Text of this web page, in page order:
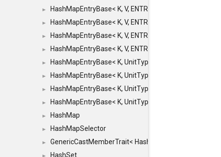
► HashMapEntryBase< K, V, ENTRY_HANDLER,
► HashMapEntryBase< K, V, ENTRY_HANDLER,
► HashMapEntryBase< K, V, ENTRY_HANDLER,
► HashMapEntryBase< K, V, ENTRY_HANDLER,
► HashMapEntryBase< K, UnitType, ENTRY_HANDLER,
► HashMapEntryBase< K, UnitType, ENTRY_HANDLER,
► HashMapEntryBase< K, UnitType, ENTRY_HANDLER,
► HashMapEntryBase< K, UnitType, ENTRY_HANDLER,
► HashMap
► HashMapSelector
► GenericCastMemberTrait< HashMap< K_TO, V_TO >,
HashSet